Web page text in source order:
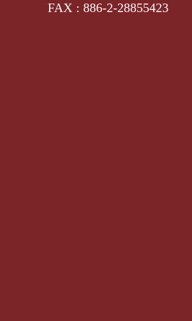
FAX : 886-2-28855423